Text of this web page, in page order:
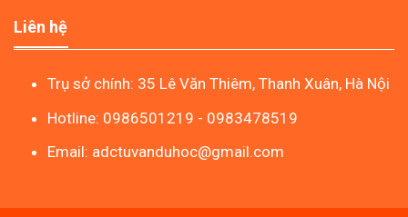
Liên hệ
Trụ sở chính: 35 Lê Văn Thiêm, Thanh Xuân, Hà Nội
Hotline: 0986501219 - 0983478519
Email: adctuvanduhoc@gmail.com